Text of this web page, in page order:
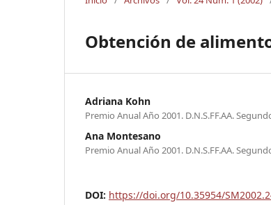
Obtención de
Adriana Kohn
Premio Anual Año 2001. D.N.S.FF.AA.
Ana Montesano
Premio Anual Año 2001. D.N.S.FF.AA.
DOI: https://doi.org/10.35954/